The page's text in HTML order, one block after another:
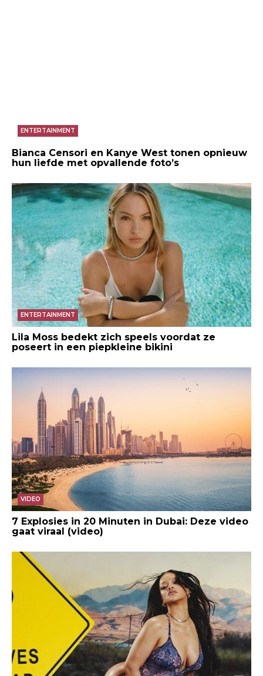
ENTERTAINMENT
Bianca Censori en Kanye West tonen opnieuw
hun liefde met opvallende foto’s
ENTERTAINMENT
Lila Moss bedekt zich speels voordat ze
poseert in een piepkleine bikini
VIDEO
7 Explosies in 20 Minuten in Dubai: Deze video
gaat viraal (video)